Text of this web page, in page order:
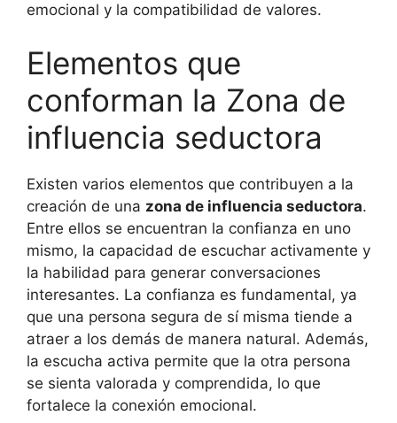
emocional y la compatibilidad de valores.
Elementos que
conforman la Zona de
influencia seductora
Existen varios elementos que contribuyen a la
creación de una zona de influencia seductora.
Entre ellos se encuentran la confianza en uno
mismo, la capacidad de escuchar activamente y
la habilidad para generar conversaciones
interesantes. La confianza es fundamental, ya
que una persona segura de sí misma tiende a
atraer a los demás de manera natural. Además,
la escucha activa permite que la otra persona
se sienta valorada y comprendida, lo que
fortalece la conexión emocional.